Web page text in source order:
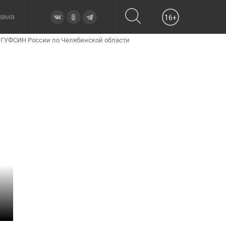
Образование Происшествия
неделю Вчера Вечерние
16+
России по Челябинской области